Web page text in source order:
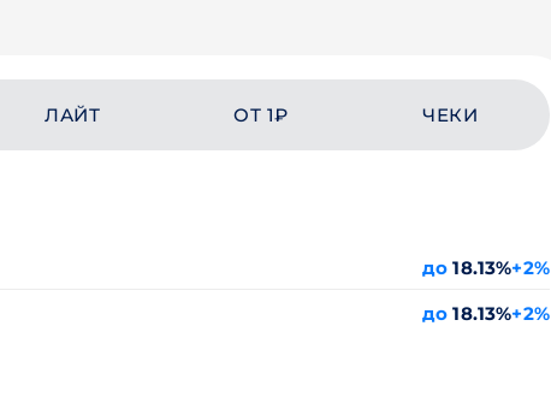
ЛАЙТ ОТ 1₽ ЧЕКИ
до 18.13%+2%
до 18.13%+2%